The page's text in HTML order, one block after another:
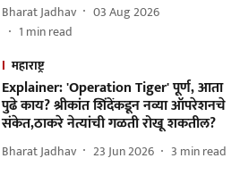
Bharat Jadhav
03 Aug 2026
1 min read
महाराष्ट्र
Explainer: 'Operation Tiger' पूर्ण, आता
पुढे काय? श्रीकांत शिंदेंकडून नव्या ऑपरेशनचे
संकेत,ठाकरे नेत्यांची गळती रोखू शकतील?
Bharat Jadhav 23 Jun 2026 3 min read